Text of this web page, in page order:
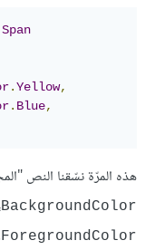
Span
.Yellow,
. Blue,
هذه المرّة نسّقنا النص
BackgroundColor
ForegroundColor